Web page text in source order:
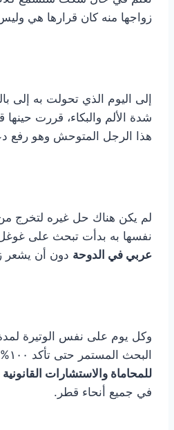
زواجها منه كان قرارها هي
إلى اليوم الذي تحولت به إلى
شدة الألم والبكاء، قررت
هذا الرجل المتوحش وهو رفع
لم يكن هناك حل غيره لتخرج
نفسها به بدأت تبحث على
عربي في الدوحة دون أن يشعر
وكل يوم على نفس الوتيرة لمدة
البحث المستمر حتى تأكد ١٠٠% أن
للمحاماة والاستشارات
في جميع أنحاء قطر.